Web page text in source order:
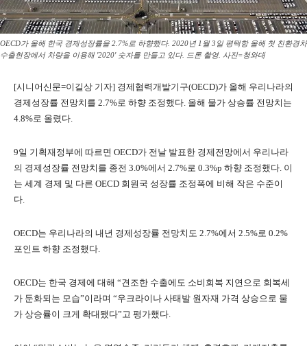
OECD가 올해 한국 경제성장률을 2.7%로 하향했다. 2020년 1월 3일 평택항 올해 첫 친환경차
수출현장에서 차량을 이용해 '2020' 숫자를 만들고 있다. 드론 촬영. 사진=청와대
[시니어신문=이길상 기자] 경제협력개발기구(OECD)가 올해 우리나라의
경제성장률 전망치를 2.7%로 하향 조정했다. 올해 물가 상승률 전망치는
4.8%로 올렸다.
9일 기획재정부에 따르면 OECD가 전날 발표한 경제전망에서 우리나라
의 경제성장률 전망치를 종전 3.0%에서 2.7%로 0.3%p 하향 조정했다. 이
는 세계 경제 및 다른 OECD 회원국 성장률 조정폭에 비해 작은 수준이
다.
OECD는 우리나라의 내년 경제성장률 전망치도 2.7%에서 2.5%로 0.2%
포인트 하향 조정했다.
OECD는 한국 경제에 대해 “견조한 수출에도 소비회복 지연으로 회복세
가 둔화되는 모습”이라며 “우크라이나 사태발 원자재 가격 상승으로 물
가 상승률이 크게 확대됐다”고 평가했다.